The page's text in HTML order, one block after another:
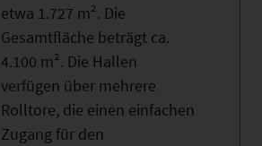
etwa 1.727 m². Die
Gesamtfläche beträgt ca.
4.100 m². Die Hallen
verfügen über mehrere
Rolltore, die einen einfachen
Zugang für den